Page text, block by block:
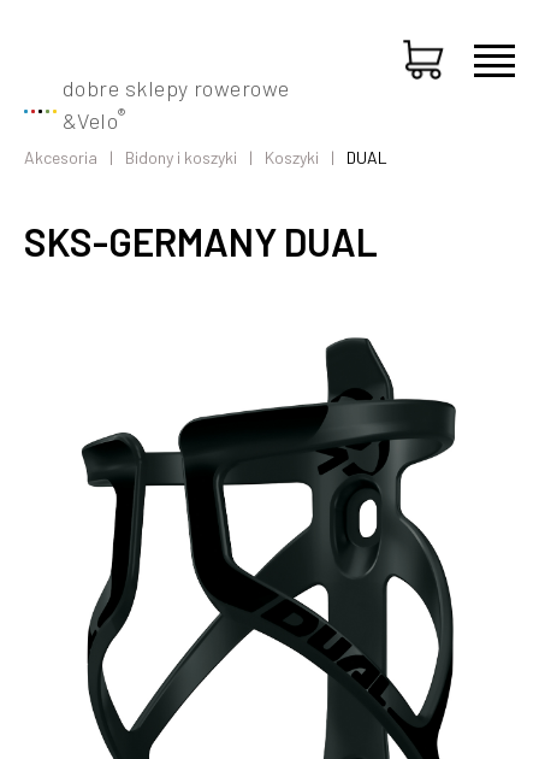
dobre sklepy rowerowe
&Velo®
Akcesoria Bidony i koszyki Koszyki DUAL
SKS-GERMANY DUAL